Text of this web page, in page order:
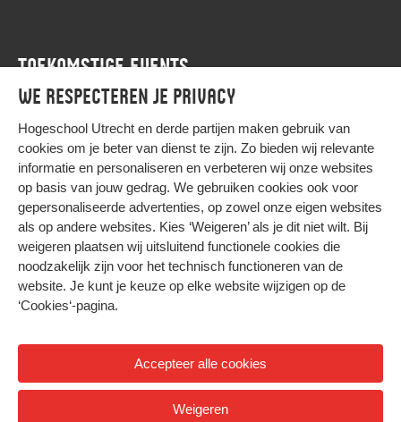
We respecteren je privacy
Hogeschool Utrecht en derde partijen maken gebruik van
cookies om je beter van dienst te zijn. Zo bieden wij relevante
informatie en personaliseren en verbeteren wij onze websites
op basis van jouw gedrag. We gebruiken cookies ook voor
gepersonaliseerde advertenties, op zowel onze eigen websites
als op andere websites. Kies ‘Weigeren’ als je dit niet wilt. Bij
weigeren plaatsen wij uitsluitend functionele cookies die
noodzakelijk zijn voor het technisch functioneren van de
website. Je kunt je keuze op elke website wijzigen op de
‘Cookies‘-pagina.
Accepteer alle cookies
Weigeren
TOEKOMSTIGE EVENTS
HIER KOMT ALLES SAMEN
Privacy
Cookies